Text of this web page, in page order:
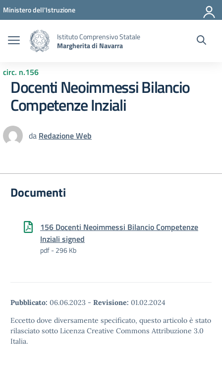
Vai ai contenuti
Vai al menu di navigazione
Vai al footer
Ministero dell'Istruzione
Istituto Comprensivo Statale
Margherita di Navarra
circ. n.156
Docenti Neoimmessi Bilancio
Competenze Inziali
da Redazione Web
Documenti
156 Docenti Neoimmessi Bilancio Competenze
Inziali signed
pdf - 296 Kb
Pubblicato: 06.06.2023 - Revisione: 01.02.2024
Eccetto dove diversamente specificato, questo articolo è stato
rilasciato sotto Licenza Creative Commons Attribuzione 3.0
Italia.